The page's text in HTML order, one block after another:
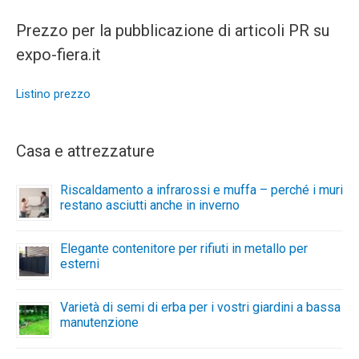
Prezzo per la pubblicazione di articoli PR su
expo-fiera.it
Listino prezzo
Casa e attrezzature
Riscaldamento a infrarossi e muffa – perché i muri
restano asciutti anche in inverno
Elegante contenitore per rifiuti in metallo per
esterni
Varietà di semi di erba per i vostri giardini a bassa
manutenzione